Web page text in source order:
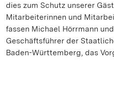
dies zum Schutz unserer
Mitarbeiterinnen und
fassen Michael Hörrmann
Geschäftsführer der
Baden-Württemberg, das